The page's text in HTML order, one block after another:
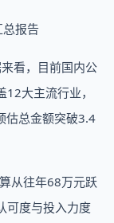
报告
看，目前国内公
12大主流行业，
估总金额突破3.4
从往年68万元跃
可度与投入力度